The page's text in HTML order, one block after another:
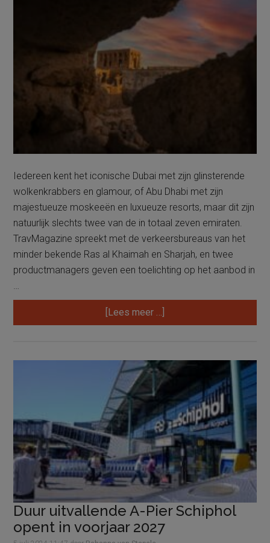
Iedereen kent het iconische Dubai met zijn glinsterende
wolkenkrabbers en glamour, of Abu Dhabi met zijn
majestueuze moskeeën en luxueuze resorts, maar dit zijn
natuurlijk slechts twee van de in totaal zeven emiraten.
TravMagazine spreekt met de verkeersbureaus van het
minder bekende Ras al Khaimah en Sharjah, en twee
productmanagers geven een toelichting op het aanbod in
[Lees meer …]
Midden-
dit
wil
weten
over
Oman,
Ras
al
Khaimah
en
Sharjah
Duur uitvallende A-Pier Schiphol
opent in voorjaar 2027